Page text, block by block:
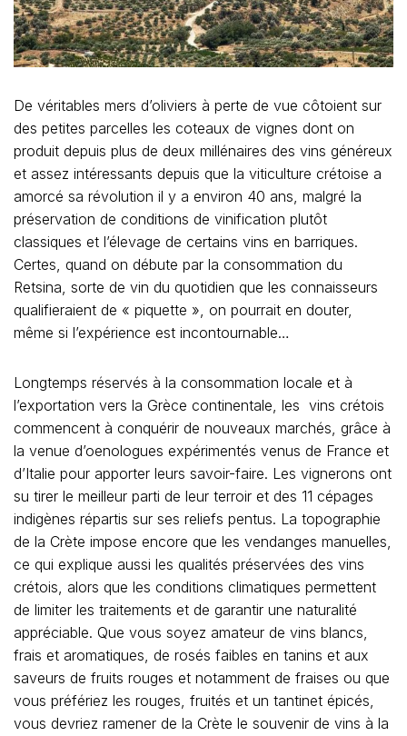
De véritables mers d’oliviers à perte de vue côtoient sur
des petites parcelles les coteaux de vignes dont on
produit depuis plus de deux millénaires des vins généreux
et assez intéressants depuis que la viticulture crétoise a
amorcé sa révolution il y a environ 40 ans, malgré la
préservation de conditions de vinification plutôt
classiques et l’élevage de certains vins en barriques.
Certes, quand on débute par la consommation du
Retsina, sorte de vin du quotidien que les connaisseurs
qualifieraient de « piquette », on pourrait en douter,
même si l’expérience est incontournable…
Longtemps réservés à la consommation locale et à
l’exportation vers la Grèce continentale, les vins crétois
commencent à conquérir de nouveaux marchés, grâce à
la venue d’oenologues expérimentés venus de France et
d’Italie pour apporter leurs savoir-faire. Les vignerons ont
su tirer le meilleur parti de leur terroir et des 11 cépages
indigènes répartis sur ses reliefs pentus. La topographie
de la Crète impose encore que les vendanges manuelles,
ce qui explique aussi les qualités préservées des vins
crétois, alors que les conditions climatiques permettent
de limiter les traitements et de garantir une naturalité
appréciable. Que vous soyez amateur de vins blancs,
frais et aromatiques, de rosés faibles en tanins et aux
saveurs de fruits rouges et notamment de fraises ou que
vous préfériez les rouges, fruités et un tantinet épicés,
vous devriez ramener de la Crète le souvenir de vins à la